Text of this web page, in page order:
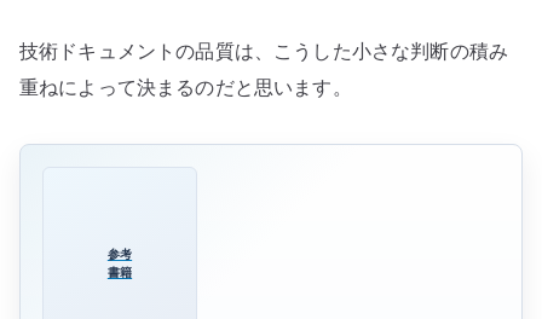
技術ドキュメントの品質は、こうした小さな判断の積み
重ねによって決まるのだと思います。
参考
書籍